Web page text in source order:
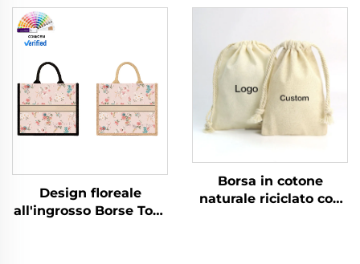
con Disegno
Personalizzato,
Organica e Sostenibile,
con Materiale in Juta,
per la Spiaggia e la
Spesa
Stampato
Vendita all'Ingrosso,
Riutilizzabile, con
Chiusura a Cerniera,
Media, Borsa Regalo
Pubblicitaria con
Motivo a Lettere
Design floreale
all'ingrosso Borse Tote
Borsa in cotone
naturale riciclato con